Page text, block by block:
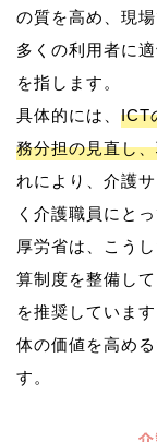
の質を高め、現
多くの利用者に
を指します。
具体的には、 ICT
務分担の見直し
れにより、介護
く介護職員にと
厚労省は、こう
算制度を整備し
を推奨していま
体の価値を高め